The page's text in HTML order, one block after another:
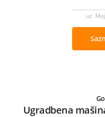
uz
Ugradbena